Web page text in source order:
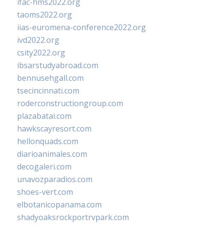
taoms2022.org
iias-euromena-conference2022.org
ivd2022.org
csity2022.org
ibsarstudyabroad.com
bennusehgall.com
tsecincinnati.com
roderconstructiongroup.com
plazabatai.com
hawkscayresort.com
hellonquads.com
diarioanimales.com
decogaleri.com
unavozparadios.com
shoes-vert.com
elbotanicopanama.com
shadyoaksrockportrvpark.com